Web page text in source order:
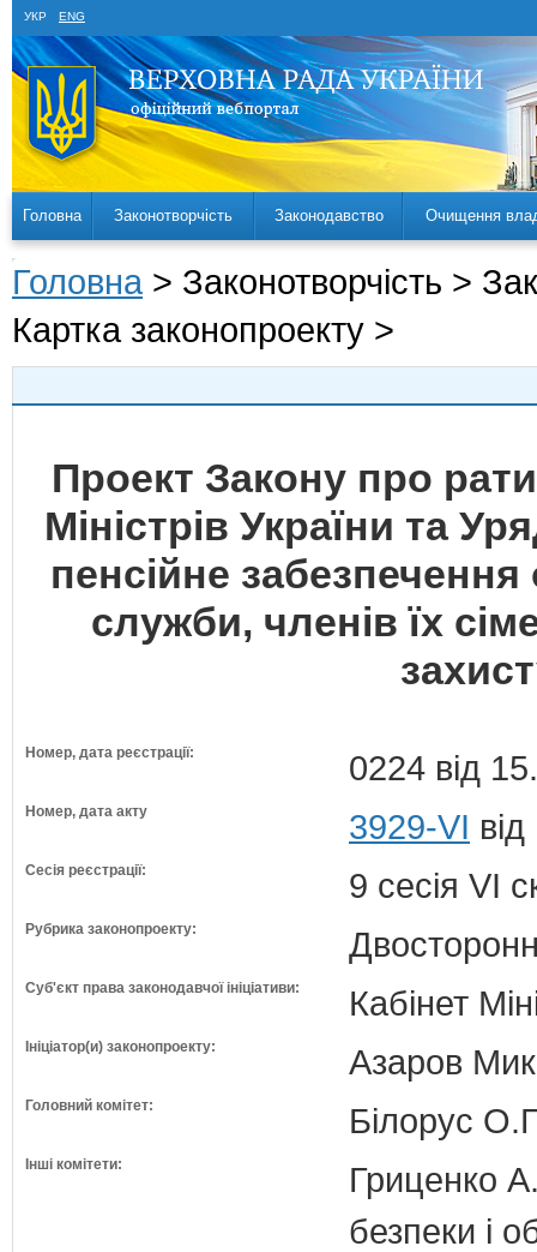
УКР ENG
Головна Законотворчість Законодавство Очищення
Головна > Законотворчість >
Картка законопроекту >
Проект Закону про
Міністрів України та
пенсійне забезпечення
служби, членів їх
Номер, дата реєстрації: 0224 від
Номер, дата акту 3929-VI
Сесія реєстрації: 9 сесія VI
Рубрика законопроекту:
Суб'єкт права законодавчої ініціативи: Кабінет
Ініціатор(и) законопроекту: Азаров
Головний комітет: Білорус
Інші комітети:
Гриценко
безпеки і